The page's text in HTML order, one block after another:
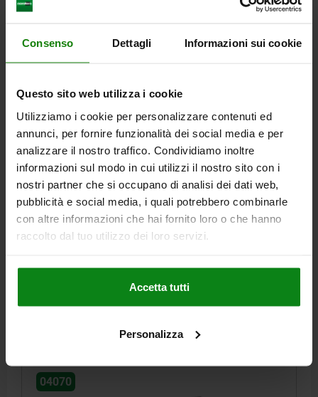
Consenso Dettagli Informazioni sui cookie
Questo sito web utilizza i cookie
Utilizziamo i cookie per personalizzare contenuti ed
annunci, per fornire funzionalità dei social media e per
analizzare il nostro traffico. Condividiamo inoltre
informazioni sul modo in cui utilizzi il nostro sito con i
nostri partner che si occupano di analisi dei dati web,
pubblicità e social media, i quali potrebbero combinarle
con altre informazioni che hai fornito loro o che hanno
raccolto dal tuo utilizzo dei loro servizi.
Accetta tutti
Personalizza
DETTAGLI
04070
STAFFA DI BLOCCAGGIO CON DENTI A GRADINO
L=200 B2=70 A=30 ACCIAIO DA BONIFICA
04070-24
04070